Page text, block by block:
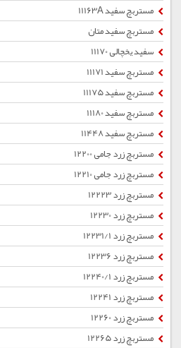
مستربچ سفید 11163A
مستربچ سفید متان
سفید یخچالی 11170
مستربچ سفید 11171
مستربچ سفید 11175
مستربچ سفید 11180
مستربچ سفید 11448
مستربچ زرد جامی 12200
مستربچ زرد جامی 12210
مستربچ زرد 12223
مستربچ زرد 12230
مستربچ زرد 12231/1
مستربچ زرد 12236
مستربچ زرد 12240/1
مستربچ زرد 12241
مستربچ زرد 12260
مستربچ زرد 12265